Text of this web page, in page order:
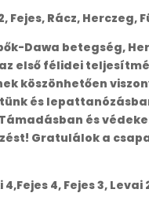
Fejes, Rácz,
Dawa betegség,
első félidei
köszönhetően
és
és
Gratulálok a
4, Fejes 3, Levai